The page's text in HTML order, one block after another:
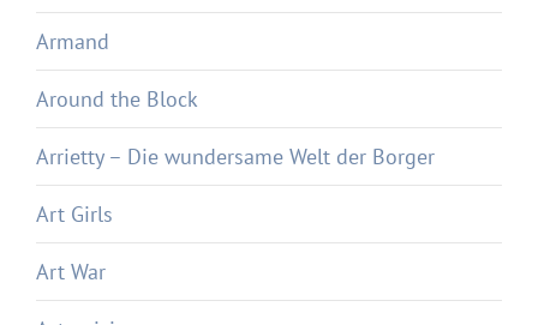
Armand
Around the Block
Arrietty – Die wundersame Welt der Borger
Art Girls
Art War